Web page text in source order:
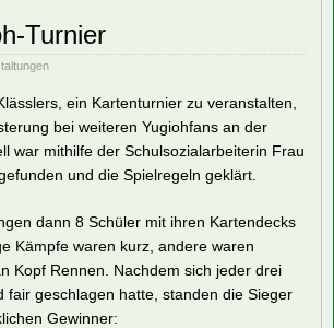
Turnier
ein Kartenturnier zu veranstalten,
bei weiteren Yugiohfans an der
war mithilfe der Schulsozialarbeiterin Frau
und die Spielregeln geklärt.
dann 8 Schüler mit ihren Kartendecks
Kämpfe waren kurz, andere waren
Kopf Rennen. Nachdem sich jeder drei
fair geschlagen hatte, standen die Sieger
Gewinner: